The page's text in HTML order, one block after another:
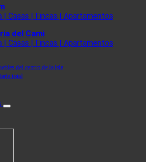
| Casas | Fincas | Apartamentos
del Cami
| Casas | Fincas | Apartamentos
del centro de la isla
total